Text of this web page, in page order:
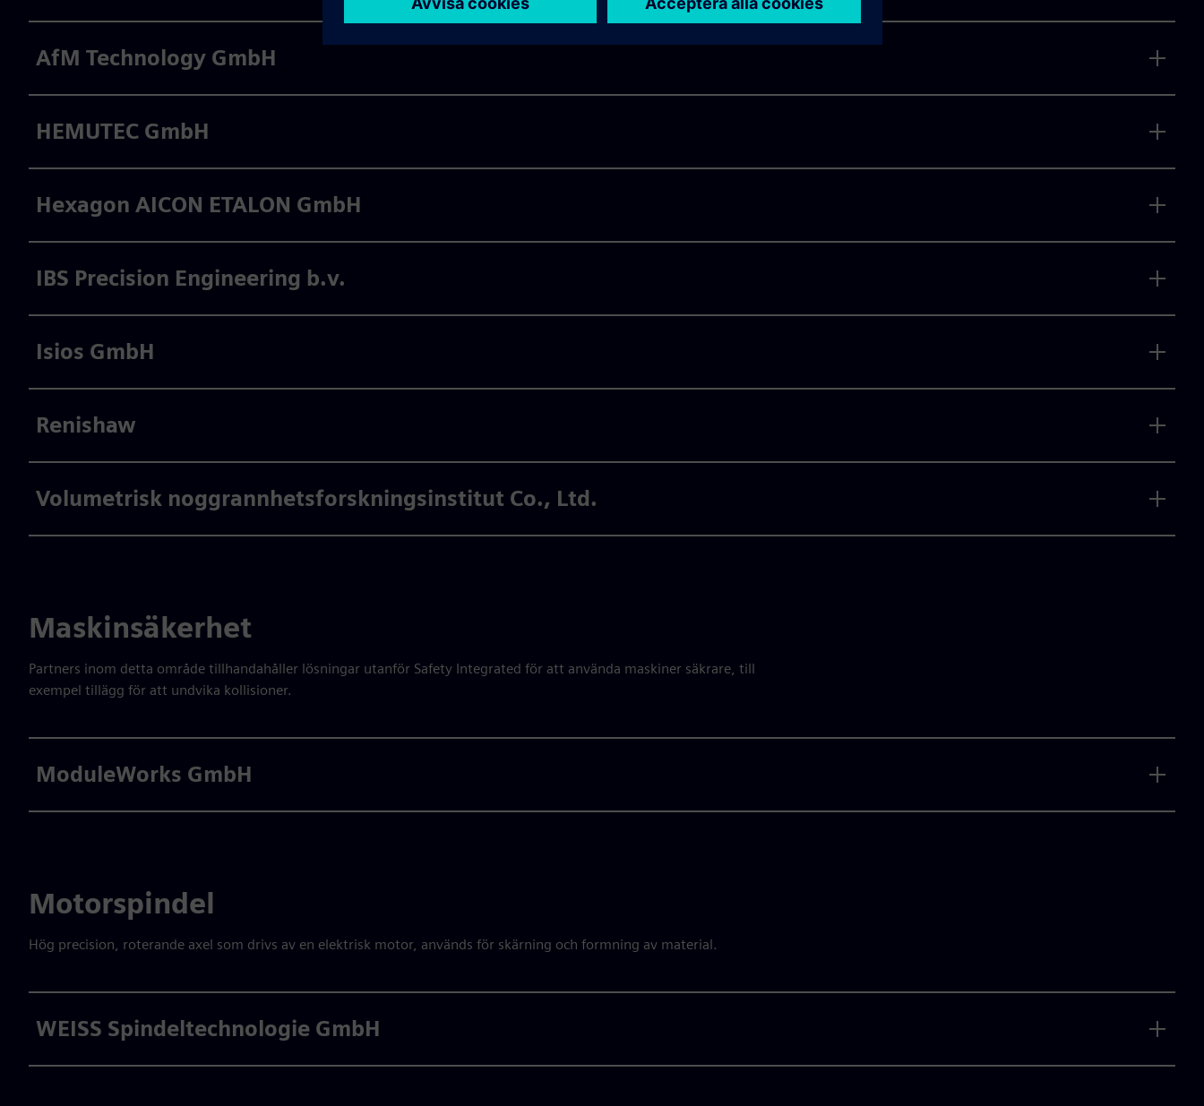
AfM Technology GmbH
HEMUTEC GmbH
Hexagon AICON ETALON GmbH
IBS Precision Engineering b.v.
Isios GmbH
Renishaw
Volumetrisk noggrannhetsforskningsinstitut Co., Ltd.
Maskinsäkerhet
Partners inom detta område tillhandahåller lösningar utanför Safety Integrated för att använda maskiner säkrare, till
exempel tillägg för att undvika kollisioner.
ModuleWorks GmbH
Motorspindel
Hög precision, roterande axel som drivs av en elektrisk motor, används för skärning och formning av material.
WEISS Spindeltechnologie GmbH